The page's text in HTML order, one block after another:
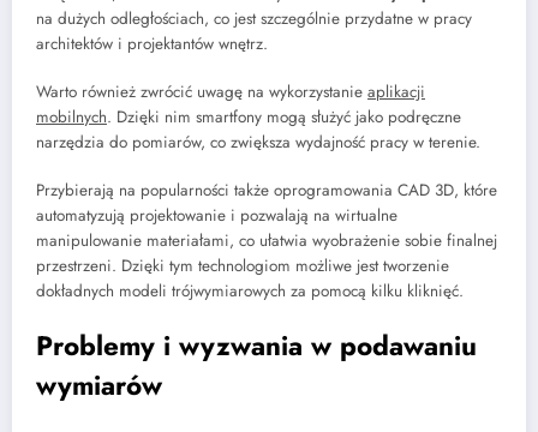
na dużych odległościach, co jest szczególnie przydatne w pracy
architektów i projektantów wnętrz.
Warto również zwrócić uwagę na wykorzystanie aplikacji
mobilnych. Dzięki nim smartfony mogą służyć jako podręczne
narzędzia do pomiarów, co zwiększa wydajność pracy w terenie.
Przybierają na popularności także oprogramowania CAD 3D, które
automatyzują projektowanie i pozwalają na wirtualne
manipulowanie materiałami, co ułatwia wyobrażenie sobie finalnej
przestrzeni. Dzięki tym technologiom możliwe jest tworzenie
dokładnych modeli trójwymiarowych za pomocą kilku kliknięć.
Problemy i wyzwania w podawaniu
wymiarów